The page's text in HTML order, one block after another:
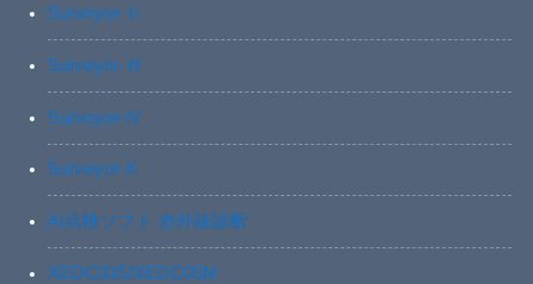
Surveyor-Ⅱ
Surveyor-Ⅲ
Surveyor-Ⅳ
Surveyor-X
AI点検ソフト 赤外線診断
XEDC03S/XEDC05M